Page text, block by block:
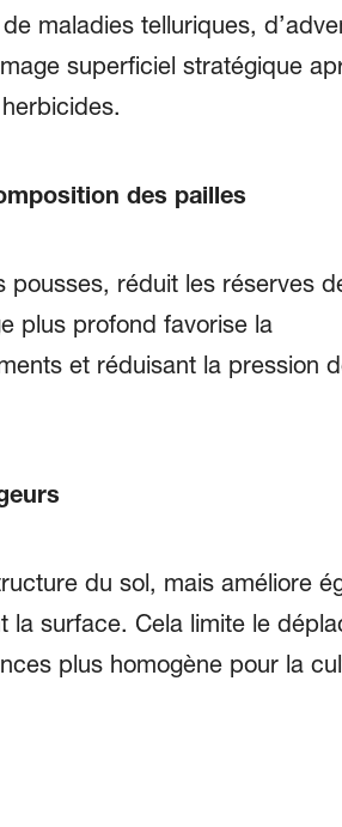
maladies telluriques,
superficiel stratégique
des pailles
pousses, réduit les réserves
plus profond favorise la
et réduisant la pression
du sol, mais améliore
la surface. Cela limite le
plus homogène pour la